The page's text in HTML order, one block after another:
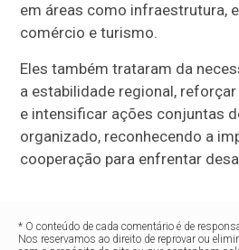
em áreas como infraestrutura,
comércio e turismo.
Eles também trataram da
a estabilidade regional,
e intensificar ações conjuntas
organizado, reconhecendo a
cooperação para enfrentar
* O conteúdo de cada comentário é de
Nos reservamos ao direito de reprovar ou